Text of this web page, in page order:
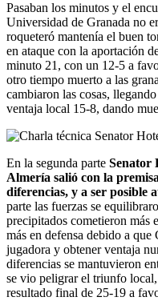
Pasaban los minutos y el
Universidad de Granada no
roqueteró mantenía el buen
en ataque con la aportación
minuto 21, con un 12-5 a
otro tiempo muerto a las
cambiaron las cosas,
ventaja local 15-8, dando
En la segunda parte Senator
Almería salió con la
diferencias, y a ser posible
parte las fuerzas se
precipitados cometieron más
más en defensa debido a
jugadora y obtener ventaja
diferencias se mantuvieron
se vio peligrar el triunfo
resultado final de 25-19 a